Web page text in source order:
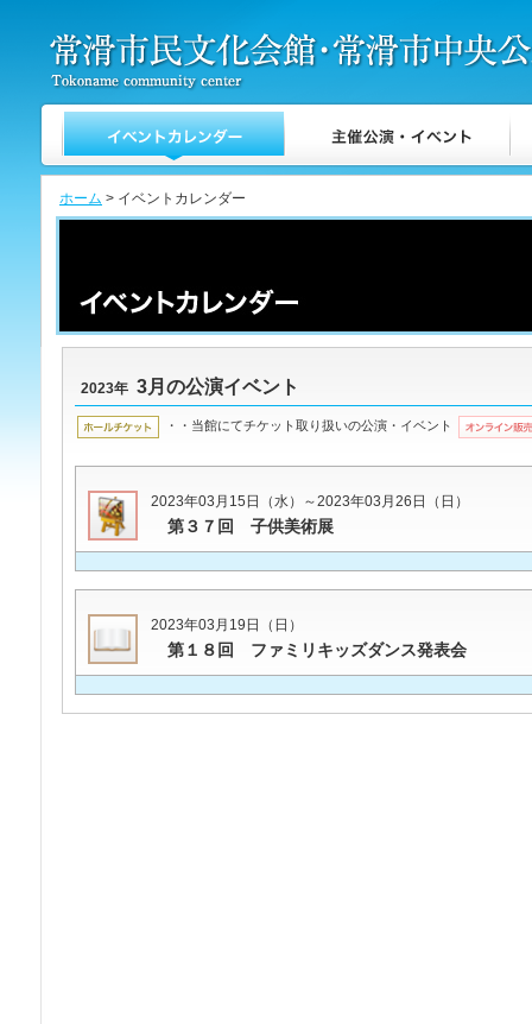
ホーム > イベントカレンダー
2023年 3月の公演イベント
・・当館にてチケット取り扱いの公演・イベント
2023年03月15日（水）～2023年03月26日（日）
第３７回 子供美術展
2023年03月19日（日）
第１８回 ファミリキッズダンス発表会